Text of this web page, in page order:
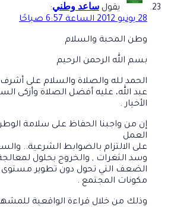
يقول ساعد وطني:
28 يونيو 2012 الساعة 6:57 صباحًا
وطن المحبة والسلام
بسم الله الرحمن الرحيم
الحمد لله والصلاة والسلام على أشرف
عبد الله، عليه أفضل الصلاة وأزكى
الأخيار .
إن من واجبنا الحفاظ على سلامة
العمل
على الالتزام بالضوابط الشرعية..
وسد الثغرات , والخروج بحلول
الضعف التي تحول دون تطوير مستوى
مكونات المجتمع .
وذلك من خلال قراءة الواقعية